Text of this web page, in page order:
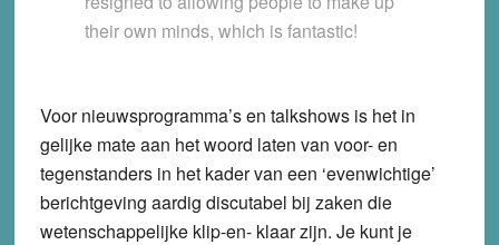
their own minds, which is fantastic!
Voor nieuwsprogramma’s en talkshows is het in
gelijke mate aan het woord laten van voor- en
tegenstanders in het kader van een ‘evenwichtige’
berichtgeving aardig discutabel bij zaken die
wetenschappelijke klip-en- klaar zijn. Je kunt je